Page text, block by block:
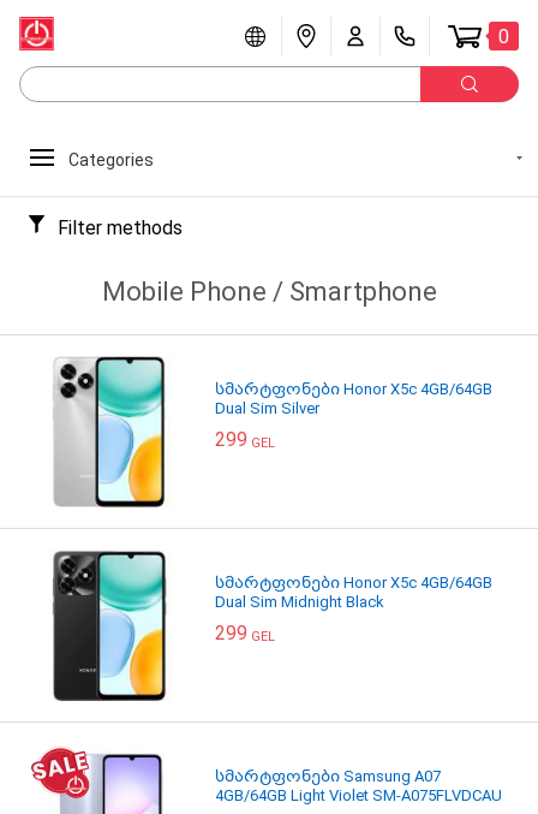
0
Categories
Filter methods
Mobile Phone / Smartphone
სმარტფონები Honor X5c 4GB/64GB
Dual Sim Silver
299 GEL
სმარტფონები Honor X5c 4GB/64GB
Dual Sim Midnight Black
299 GEL
სმარტფონები Samsung A07
4GB/64GB Light Violet SM-A075FLVDCAU